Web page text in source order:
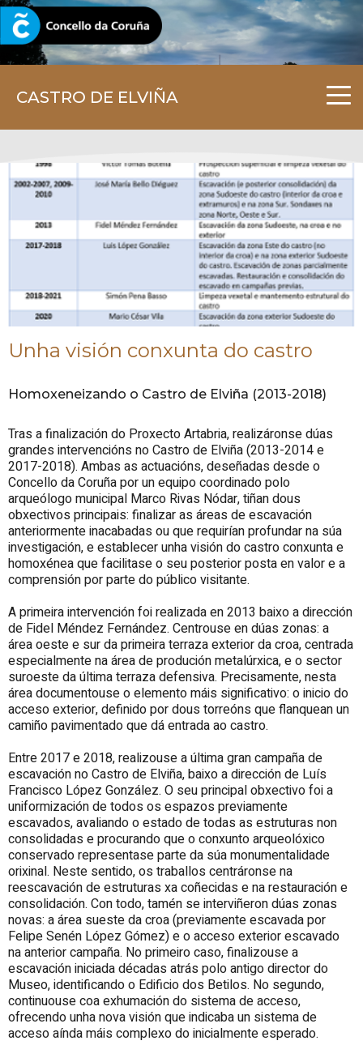
CASTRO DE ELVIÑA
CORUNA.GAL
Unha visión conxunta do castro
Homoxeneizando o Castro de Elviña (2013-2018)
Tras a finalización do Proxecto Artabria, realizáronse dúas
grandes intervencións no Castro de Elviña (2013-2014 e
2017-2018). Ambas as actuacións, deseñadas desde o
Concello da Coruña por un equipo coordinado polo
arqueólogo municipal Marco Rivas Nódar, tiñan dous
obxectivos principais: finalizar as áreas de escavación
anteriormente inacabadas ou que requirían profundar na súa
investigación, e establecer unha visión do castro conxunta e
homoxénea que facilitase o seu posterior posta en valor e a
comprensión por parte do público visitante.
A primeira intervención foi realizada en 2013 baixo a dirección
de Fidel Méndez Fernández. Centrouse en dúas zonas: a
área oeste e sur da primeira terraza exterior da croa, centrada
especialmente na área de produción metalúrxica, e o sector
suroeste da última terraza defensiva. Precisamente, nesta
área documentouse o elemento máis significativo: o inicio do
acceso exterior, definido por dous torreóns que flanquean un
camiño pavimentado que dá entrada ao castro.
Entre 2017 e 2018, realizouse a última gran campaña de
escavación no Castro de Elviña, baixo a dirección de Luís
Francisco López González. O seu principal obxectivo foi a
uniformización de todos os espazos previamente
escavados, avaliando o estado de todas as estruturas non
consolidadas e procurando que o conxunto arqueolóxico
conservado representase parte da súa monumentalidade
orixinal. Neste sentido, os traballos centráronse na
reescavación de estruturas xa coñecidas e na restauración e
consolidación. Con todo, tamén se interviñeron dúas zonas
novas: a área sueste da croa (previamente escavada por
Felipe Senén López Gómez) e o acceso exterior escavado
na anterior campaña. No primeiro caso, finalizouse a
escavación iniciada décadas atrás polo antigo director do
Museo, identificando o Edificio dos Betilos. No segundo,
continuouse coa exhumación do sistema de acceso,
ofrecendo unha nova visión que indicaba un sistema de
acceso aínda máis complexo do inicialmente esperado.